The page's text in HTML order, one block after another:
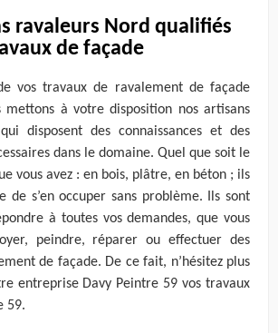
ravaleurs Nord qualifiés
de façade
vos travaux de ravalement de façade
mettons à votre disposition nos artisans
disposent des connaissances et des
dans le domaine. Quel que soit le
vous avez : en bois, plâtre, en béton ; ils
de s’en occuper sans problème. Ils sont
à toutes vos demandes, que vous
peindre, réparer ou effectuer des
de façade. De ce fait, n’hésitez plus
entreprise Davy Peintre 59 vos travaux
59.